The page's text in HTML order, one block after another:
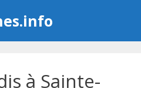
à Sainte-